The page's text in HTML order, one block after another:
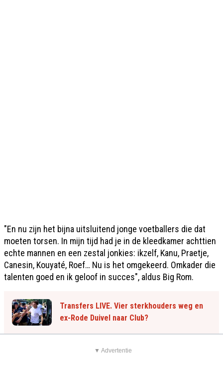
"En nu zijn het bijna uitsluitend jonge voetballers die dat
moeten torsen. In mijn tijd had je in de kleedkamer achttien
echte mannen en een zestal jonkies: ikzelf, Kanu, Praetje,
Canesin, Kouyaté, Roef… Nu is het omgekeerd. Omkader die
talenten goed en ik geloof in succes", aldus Big Rom.
Transfers LIVE. Vier sterkhouders weg en
ex-Rode Duivel naar Club?
▼ Advertentie